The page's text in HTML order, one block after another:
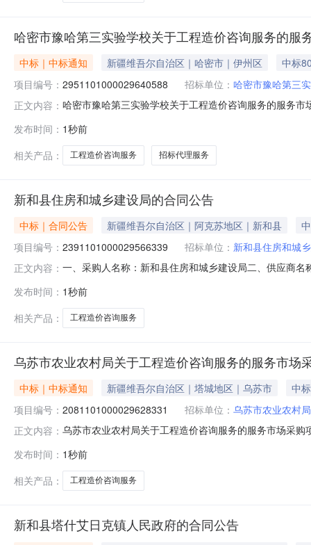
哈密市豫哈第三实验学校关于工程造价咨询服务的服
中标｜中标通知 新疆维吾尔自治区｜哈密市｜伊州区
中标
项目编号： 2951101000029640588 招标单位： 哈密市豫哈第三
正文内容： 哈密市豫哈第三实验学校关于工程造价咨询服务的服务
（元）:项目所在行政区划编码:650502项目所在行政区
发布时间： 1秒前
相关产品：
工程造价咨询服务 招标代理服务
新和县住房和城乡建设局的合同公告
中标｜合同公告 新疆维吾尔自治区｜阿克苏地区｜新和县
项目编号： 2391101000029566339 招标单位： 新和县住房和城
正文内容： 一、采购人名称：新和县住房和城乡建设局二、供应商
1.002500025000服务要求或标的基本概况：七、其它事
133
发布时间： 1秒前
相关产品：
工程造价咨询服务
乌苏市农业农村局关于工程造价咨询服务的服务市场
中标｜中标通知 新疆维吾尔自治区｜塔城地区｜乌苏市
中
项目编号： 2081101000029628331 招标单位： 乌苏市农业农村局
正文内容： 乌苏市农业农村局关于工程造价咨询服务的服务市场采
在行政区划编码:654202项目所在行政区划名称:新疆维
发布时间： 1秒前
相关产品：
工程造价咨询服务
新和县塔什艾日克镇人民政府的合同公告